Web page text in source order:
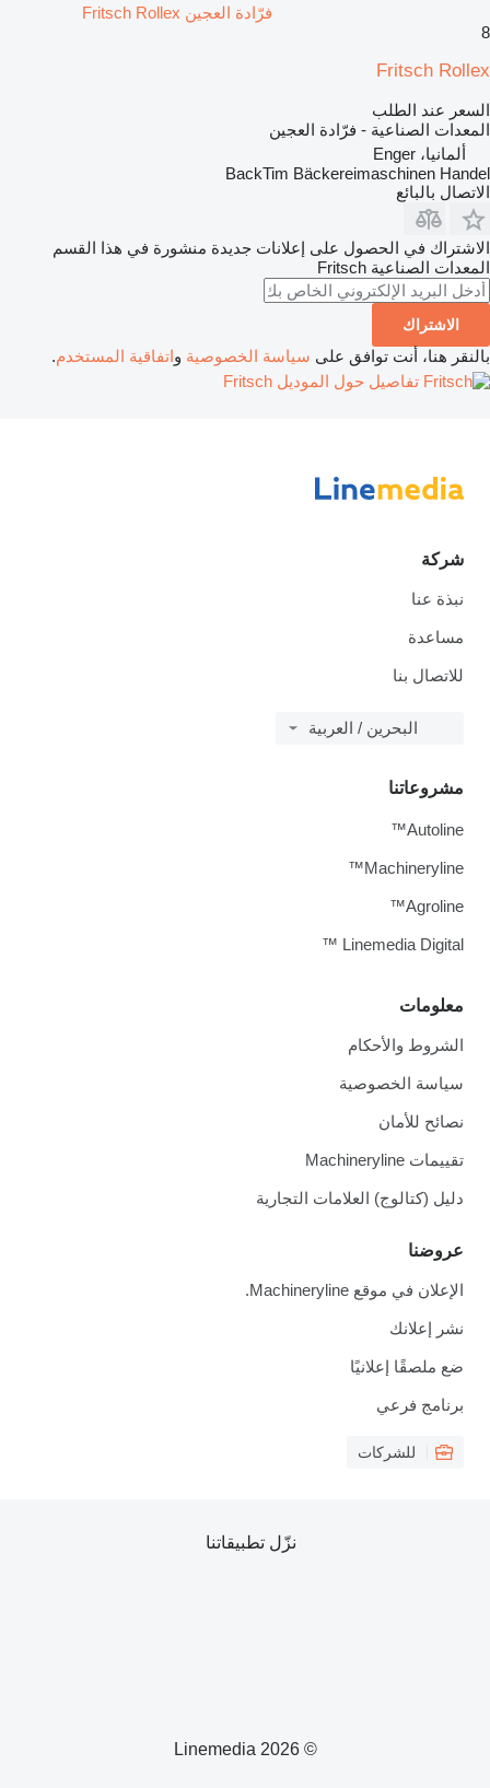
فرّادة العجين Fritsch Rollex
8
Fritsch Rollex
السعر عند الطلب
المعدات الصناعية - فرّادة العجين
ألمانيا، Enger
BackTim Bäckereimaschinen Handel
الاتصال بالبائع
الاشتراك في الحصول على إعلانات جديدة منشورة في هذا القسم
المعدات الصناعية Fritsch
الاشتراك
بالنقر هنا، أنت توافق على سياسة الخصوصية واتفاقية المستخدم.
تفاصيل حول الموديل Fritsch
شركة
نبذة عنا
مساعدة
للاتصال بنا
البحرين / العربية
معلومات
الشروط والأحكام
سياسة الخصوصية
نصائح للأمان
تقييمات Machineryline
دليل (كتالوج) العلامات التجارية
عروضنا
الإعلان في موقع Machineryline.
نشر إعلانك
ضع ملصقًا إعلانيًا
برنامج فرعي
للشركات
مشروعاتنا
Autoline™
Machineryline™
Agroline™
Linemedia Digital ™
© 2026 Linemedia
نزّل تطبيقاتنا